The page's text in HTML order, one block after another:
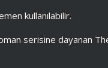
kullanılabilir.
serisine dayanan